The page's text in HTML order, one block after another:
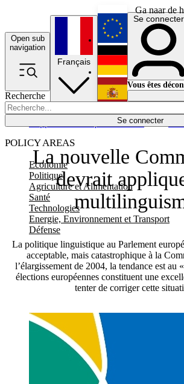
Ga naar de
Open sub
navigation
Recherche
Se connecter
POLICY AREAS
Economie
Politique
Agriculture et Alimentation
Santé
Technologies
Energie, Environnement et Transport
Défense
Économie
Français
English
Deutsch
Español
Se connecter
Vous êtes
La nouvelle
devrait
La politique linguistique au Parlement
acceptable, mais catastrophique à la
l’élargissement de 2004, la tendance est au
élections européennes constituent une
tenter de corriger cette